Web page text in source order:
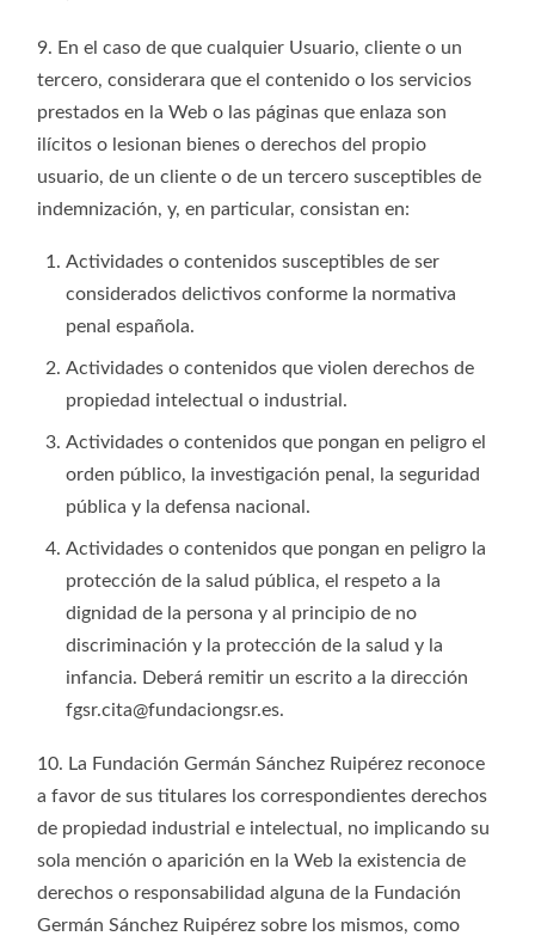
9. En el caso de que cualquier Usuario, cliente o un
tercero, considerara que el contenido o los servicios
prestados en la Web o las páginas que enlaza son
ilícitos o lesionan bienes o derechos del propio
usuario, de un cliente o de un tercero susceptibles de
indemnización, y, en particular, consistan en:
Actividades o contenidos susceptibles de ser
considerados delictivos conforme la normativa
penal española.
Actividades o contenidos que violen derechos de
propiedad intelectual o industrial.
Actividades o contenidos que pongan en peligro el
orden público, la investigación penal, la seguridad
pública y la defensa nacional.
Actividades o contenidos que pongan en peligro la
protección de la salud pública, el respeto a la
dignidad de la persona y al principio de no
discriminación y la protección de la salud y la
infancia. Deberá remitir un escrito a la dirección
fgsr.cita@fundaciongsr.es.
10. La Fundación Germán Sánchez Ruipérez reconoce
a favor de sus titulares los correspondientes derechos
de propiedad industrial e intelectual, no implicando su
sola mención o aparición en la Web la existencia de
derechos o responsabilidad alguna de la Fundación
Germán Sánchez Ruipérez sobre los mismos, como